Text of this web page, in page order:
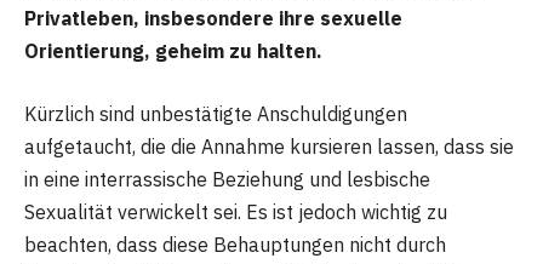
Privatleben, insbesondere ihre sexuelle
Orientierung, geheim zu halten.
Kürzlich sind unbestätigte Anschuldigungen
aufgetaucht, die die Annahme kursieren lassen, dass sie
in eine interrassische Beziehung und lesbische
Sexualität verwickelt sei. Es ist jedoch wichtig zu
beachten, dass diese Behauptungen nicht durch